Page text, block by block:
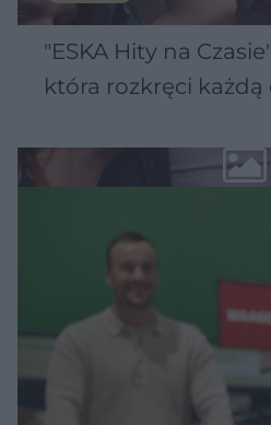
"ESKA Hity na
która rozkręci każdą